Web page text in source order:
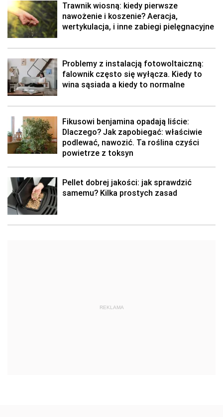
Trawnik wiosną: kiedy pierwsze
nawożenie i koszenie? Aeracja,
wertykulacja, i inne zabiegi pielęgnacyjne
Problemy z instalacją fotowoltaiczną:
falownik często się wyłącza. Kiedy to
wina sąsiada a kiedy to normalne
Fikusowi benjamina opadają liście:
Dlaczego? Jak zapobiegać: właściwie
podlewać, nawozić. Ta roślina czyści
powietrze z toksyn
Pellet dobrej jakości: jak sprawdzić
samemu? Kilka prostych zasad
REKLAMA